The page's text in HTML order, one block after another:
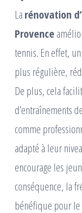
La rénovation
Provence
tennis. En effet,
plus régulière,
De plus, cela
d’entraînements
comme
adapté à leur
encourage les
conséquence, la
bénéfique pour le